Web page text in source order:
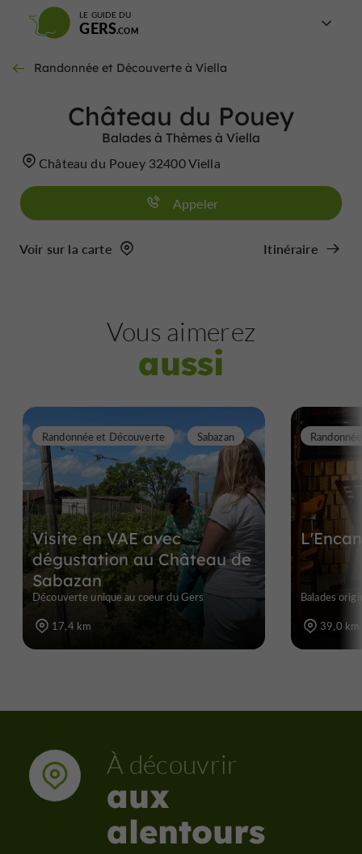
LE GUIDE DU
GERS
Randonnée et Découverte à Viella
Château du Pouey
Balades à Thèmes à Viella
Château du Pouey 32400 Viella
Appeler
Voir sur la carte Itinéraire
Vous aimerez
aussi
Visite en VAE avec
dégustation au Château de
Sabazan
Randonnée et Découverte Sabazan
Découverte unique au coeur du Gers
17,4 km
Balades
39,0 km
À découvrir
aux
alentours